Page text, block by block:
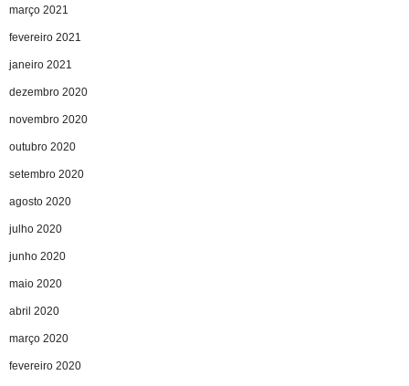
março 2021
fevereiro 2021
janeiro 2021
dezembro 2020
novembro 2020
outubro 2020
setembro 2020
agosto 2020
julho 2020
junho 2020
maio 2020
abril 2020
março 2020
fevereiro 2020